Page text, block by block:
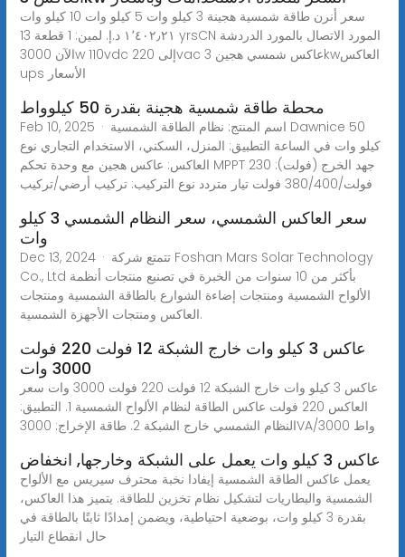
سعر أنرن طاقة شمسية هجينة 3 كيلو وات 5 كيلو وات 10 كيلو وات
١٬٤٠٢٫٢١ د.إ.‏ لمين: 1 قطعة 13 yrsCN المورد الاتصال بالمورد الدردشة
الآن 3000w 110vdc إلى 220vac عاكس شمسي هجين 3kwالعاكس
ups الأسعار
محطة طاقة شمسية هجينة بقدرة 50 كيلوواط
Feb 10, 2025 · اسم المنتج: نظام الطاقة الشمسية Dawnice 50
كيلو وات في الساعة التطبيق: المنزل، السكني، الاستخدام التجاري نوع
العاكس: عاكس هجين مع وحدة تحكم MPPT جهد الخرج (فولت): 230
فولت/380/400 فولت تيار متردد نوع التركيب: تركيب أرضي/تركيب
سعر العاكس الشمسي، سعر النظام الشمسي 3 كيلو
وات
Dec 13, 2024 · تتمتع شركة Foshan Mars Solar Technology
Co., Ltd بأكثر من 10 سنوات من الخبرة في تصنيع منتجات أنظمة
الألواح الشمسية ومنتجات إضاءة الشوارع بالطاقة الشمسية ومنتجات
العاكس ومنتجات الأجهزة الشمسية.
عاكس 3 كيلو وات خارج الشبكة 12 فولت 220 فولت
3000 وات
عاكس 3 كيلو وات خارج الشبكة 12 فولت 220 فولت 3000 وات سعر
العاكس 220 فولت عاكس الطاقة لنظام الألواح الشمسية 1. التطبيق:
النظام الشمسي خارج الشبكة 2. طاقة الإخراج: 3000VA/3000 واط
عاكس 3 كيلو وات يعمل على الشبكة وخارجها, انخفاض
يعمل عاكس الطاقة الشمسية إيفادا نخبة محترف سيريس مع الألواح
الشمسية والبطاريات لتشكيل نظام تخزين للطاقة. يتميز هذا العاكس،
بقدرة 3 كيلو وات، بوضعية احتياطية، ويضمن إمدادًا ثابتًا بالطاقة في
حال انقطاع التيار